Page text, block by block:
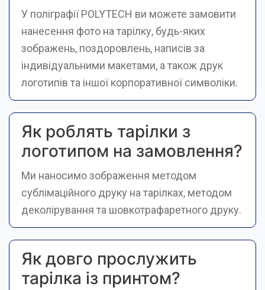
У поліграфії POLYTECH ви можете замовити
нанесення фото на тарілку, будь-яких
зображень, поздоровлень, написів за
індивідуальними макетами, а також друк
логотипів та іншої корпоративної символіки.
Як роблять тарілки з
логотипом на замовлення?
Ми наносимо зображення методом
сублімаційного друку на тарілках, методом
деколірування та шовкотрафаретного друку.
Як довго прослужить
тарілка із принтом?